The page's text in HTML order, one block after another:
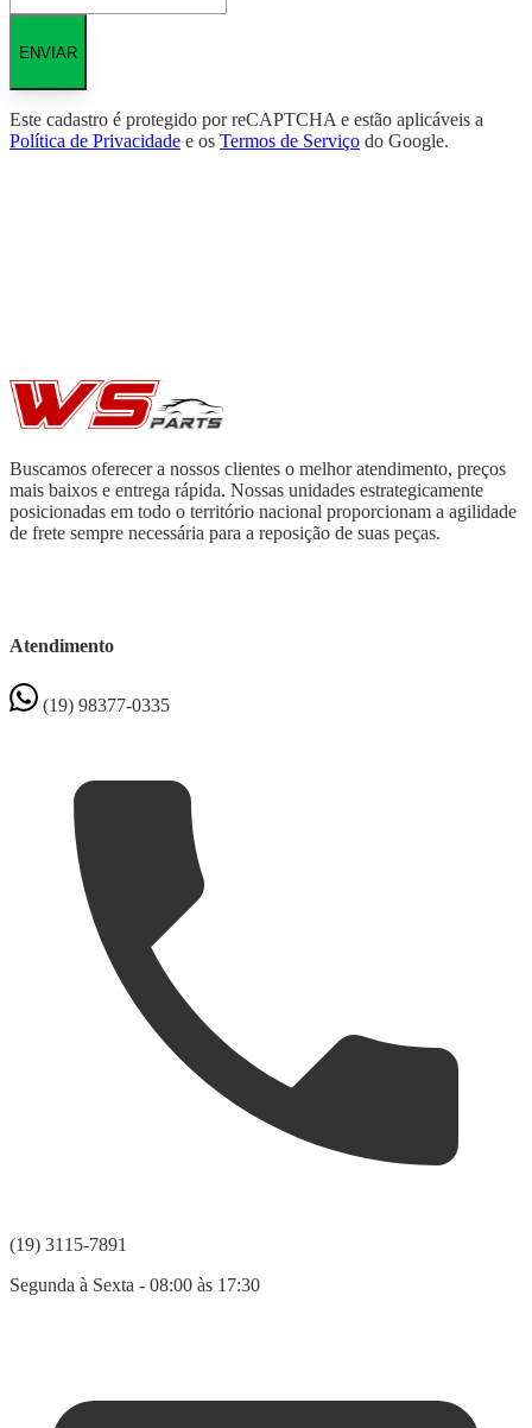
ENVIAR
Este cadastro é protegido por reCAPTCHA e estão aplicáveis a
Política de Privacidade e os Termos de Serviço do Google.
Buscamos oferecer a nossos clientes o melhor atendimento, preços
mais baixos e entrega rápida. Nossas unidades estrategicamente
posicionadas em todo o território nacional proporcionam a agilidade
de frete sempre necessária para a reposição de suas peças.
Atendimento
(19) 98377-0335
(19) 3115-7891
Segunda à Sexta - 08:00 às 17:30